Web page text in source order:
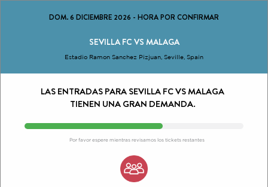
DOM. 6 DICIEMBRE 2026 - HORA POR CONFIRMAR
SEVILLA FC VS MALAGA
Estadio Ramon Sanchez Pizjuan, Seville, Spain
LAS ENTRADAS PARA SEVILLA FC VS MALAGA
TIENEN UNA GRAN DEMANDA.
Por favor espere mientras revisamos los tickets restantes